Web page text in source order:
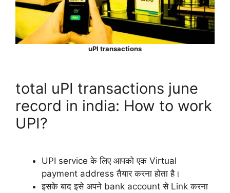
uPI transactions
total uPI transactions june
record in india: How to work
UPI?
UPI service के लिए आपको एक Virtual
payment address तैयार करना होता है।
इसके बाद इसे अपने bank account से Link करना